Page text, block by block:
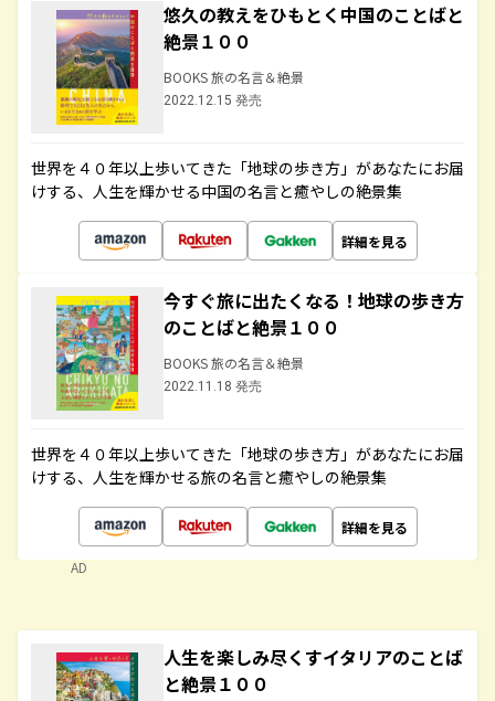
悠久の教えをひもとく中国のことばと
絶景１００
BOOKS 旅の名言＆絶景
2022.12.15 発売
世界を４０年以上歩いてきた「地球の歩き方」があなたにお届
けする、人生を輝かせる中国の名言と癒やしの絶景集
詳細を見る
今すぐ旅に出たくなる！地球の歩き方
のことばと絶景１００
BOOKS 旅の名言＆絶景
2022.11.18 発売
世界を４０年以上歩いてきた「地球の歩き方」があなたにお届
けする、人生を輝かせる旅の名言と癒やしの絶景集
詳細を見る
AD
人生を楽しみ尽くすイタリアのことば
と絶景１００